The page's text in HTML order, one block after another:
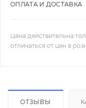
ОПЛАТА И ДОСТАВКА
Цена действительна
отличаться от цен в
ОТЗЫВЫ